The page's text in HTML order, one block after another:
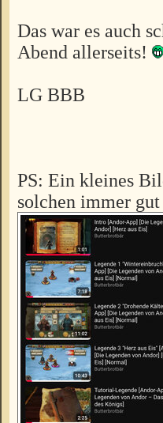
Das war es auch
Abend allerseits!
LG BBB
PS: Ein kleines
solchen immer